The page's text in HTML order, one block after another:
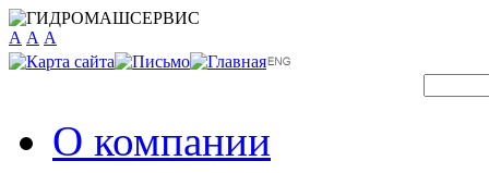
A A A
О компании